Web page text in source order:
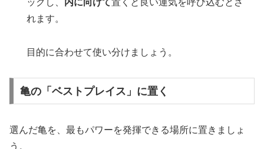
ックし、 内に向けて置くと良い運気を呼び込むとさ
れます。
目的に合わせて使い分けましょう。
亀の「ベストプレイス」に置く
選んだ亀を、最もパワーを発揮できる場所に置きましょ
う。